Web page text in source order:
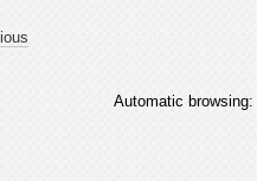
Automatic browsing: